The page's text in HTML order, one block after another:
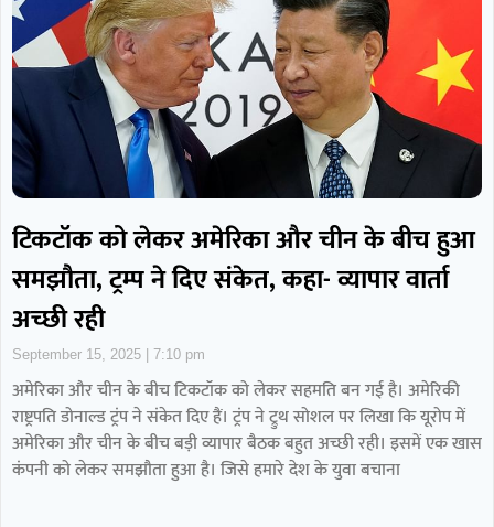
टिकटॉक को लेकर अमेरिका और चीन के बीच हुआ
समझौता, ट्रम्प ने दिए संकेत, कहा- व्यापार वार्ता
अच्छी रही
September 15, 2025 7:10 pm
अमेरिका और चीन के बीच टिकटॉक को लेकर सहमति बन गई है। अमेरिकी
राष्ट्रपति डोनाल्ड ट्रंप ने संकेत दिए हैं। ट्रंप ने ट्रुथ सोशल पर लिखा कि यूरोप में
अमेरिका और चीन के बीच बड़ी व्यापार बैठक बहुत अच्छी रही। इसमें एक खास
कंपनी को लेकर समझौता हुआ है। जिसे हमारे देश के युवा बचाना